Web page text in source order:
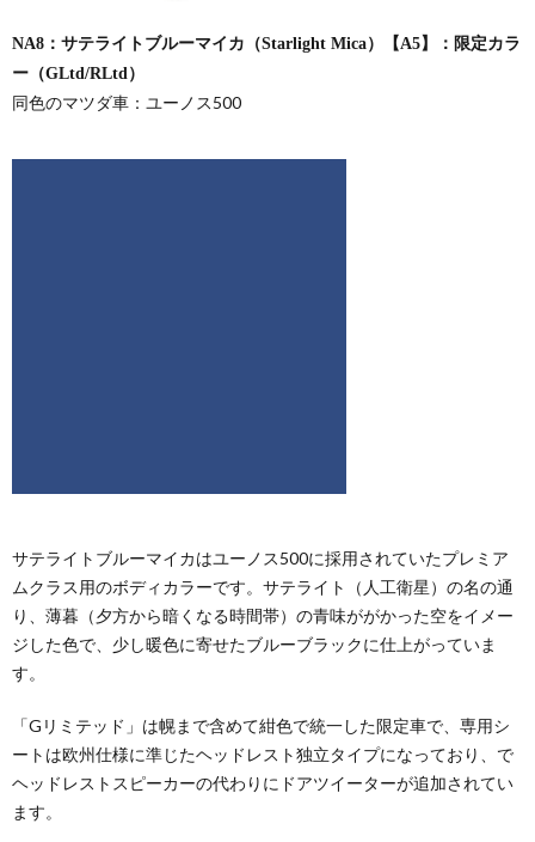
NA8：サテライトブルーマイカ（Starlight Mica）【A5】：限定カラ
ー（GLtd/RLtd）
同色のマツダ車：ユーノス500
サテライトブルーマイカはユーノス500に採用されていたプレミア
ムクラス用のボディカラーです。サテライト（人工衛星）の名の通
り、薄暮（夕方から暗くなる時間帯）の青味ががかった空をイメー
ジした色で、少し暖色に寄せたブルーブラックに仕上がっていま
す。
「Gリミテッド」は幌まで含めて紺色で統一した限定車で、専用シ
ートは欧州仕様に準じたヘッドレスト独立タイプになっており、で
ヘッドレストスピーカーの代わりにドアツイーターが追加されてい
ます。